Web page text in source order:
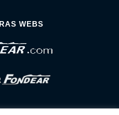
WEBS